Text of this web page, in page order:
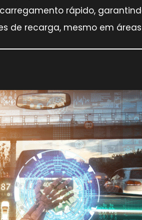
rápido,
de recarga, mesmo em